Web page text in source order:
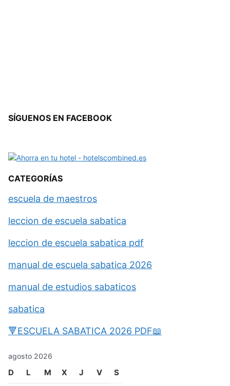
SÍGUENOS EN FACEBOOK
CATEGORÍAS
escuela de maestros
leccion de escuela sabatica
leccion de escuela sabatica pdf
manual de escuela sabatica 2026
manual de estudios sabaticos
sabatica
🔻ESCUELA SABATICA 2026 PDF📖
agosto 2026
D L M X J V S